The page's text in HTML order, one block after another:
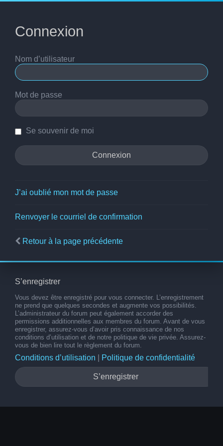
Connexion
Nom d’utilisateur
Mot de passe
Se souvenir de moi
J’ai oublié mon mot de passe
Renvoyer le courriel de confirmation
Retour à la page précédente
S’enregistrer
Vous devez être enregistré pour vous connecter. L’enregistrement
ne prend que quelques secondes et augmente vos possibilités.
L’administrateur du forum peut également accorder des
permissions additionnelles aux membres du forum. Avant de vous
enregistrer, assurez-vous d’avoir pris connaissance de nos
conditions d’utilisation et de notre politique de vie privée. Assurez-
vous de bien lire tout le règlement du forum.
Conditions d’utilisation Politique de confidentialité
S’enregistrer